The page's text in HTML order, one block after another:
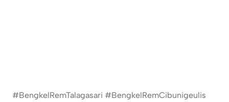
#BengkelRemTalagasari #BengkelRemCibunigeulis